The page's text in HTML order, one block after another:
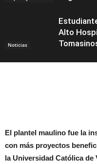
Noticias
Alto
El plantel maulino fue la
con más proyectos
la Universidad Católica de